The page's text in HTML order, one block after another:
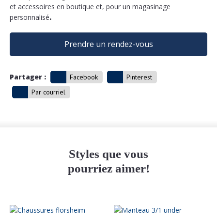
et accessoires en boutique et, pour un magasinage
personnalisé.
Prendre un rendez-vous
Partager : Facebook
Pinterest
Par courriel
Styles que vous
pourriez aimer!
Ce